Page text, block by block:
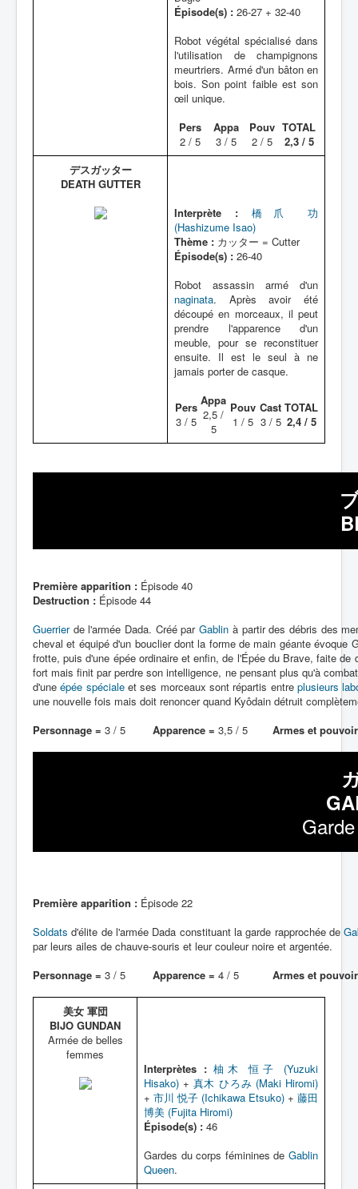
Épisode(s) : 26-27 + 32-40
Robot végétal spécialisé dans
l'utilisation de champignons
meurtriers. Armé d'un bâton en
bois. Son point faible est son
œil unique.
Pers
2 / 5
Appa
3 / 5
Pouv
2 / 5
TOTAL
2,3 / 5
デスガッター
DEATH GUTTER
Interprète :
橋爪 功
(Hashizume Isao)
Thème : カッター = Cutter
Épisode(s) : 26-40
Robot assassin armé d'un
naginata. Après avoir été
découpé en morceaux, il peut
prendre l'apparence d'un
meuble, pour se reconstituer
ensuite. Il est le seul à ne
jamais porter de casque.
Pers
3 / 5
Appa
2,5 /
5
Pouv
1 / 5
Cast
3 / 5
TOTAL
2,4 / 5
Première apparition : Épisode 40
Destruction : Épisode 44
Guerrierde l'armée Dada. Créé parGablin à partir des débris des
cheval et équipé d'un bouclier dont la forme de main géante
frotte, puis d'une épée ordinaire et enfin, de l'Épée du Brave, faite
fort mais finit par perdre son intelligence, ne pensant plus qu'à
d'uneépée spécialeet ses morceaux sont répartis entreplusieurs
une nouvelle fois mais doit renoncer quand Kyôdain détruit
Personnage = 3 / 5 Apparence = 3,5 / 5 Armes et
Première apparition : Épisode 22
Soldats d'élite de l'armée Dada constituant la garde rapprochée de
par leurs ailes de chauve-souris et leur couleur noire et argentée.
Personnage = 3 / 5 Apparence = 4 / 5 Armes et
美女 軍団
BIJO GUNDAN
Armée de belles
femmes
Interprètes : 柚木 恒子 (Yuzuki
Hisako) + 真木 ひろみ (Maki Hiromi)
+ 市川 悦子 (Ichikawa Etsuko) + 藤田
博美 (Fujita Hiromi)
Épisode(s) : 46
Gardes du corps féminines de Gablin
Queen.